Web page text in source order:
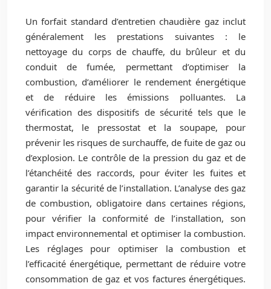
Un forfait standard d’entretien chaudière gaz inclut
généralement les prestations suivantes : le
nettoyage du corps de chauffe, du brûleur et du
conduit de fumée, permettant d’optimiser la
combustion, d’améliorer le rendement énergétique
et de réduire les émissions polluantes. La
vérification des dispositifs de sécurité tels que le
thermostat, le pressostat et la soupape, pour
prévenir les risques de surchauffe, de fuite de gaz ou
d’explosion. Le contrôle de la pression du gaz et de
l’étanchéité des raccords, pour éviter les fuites et
garantir la sécurité de l’installation. L’analyse des gaz
de combustion, obligatoire dans certaines régions,
pour vérifier la conformité de l’installation, son
impact environnemental et optimiser la combustion.
Les réglages pour optimiser la combustion et
l’efficacité énergétique, permettant de réduire votre
consommation de gaz et vos factures énergétiques.